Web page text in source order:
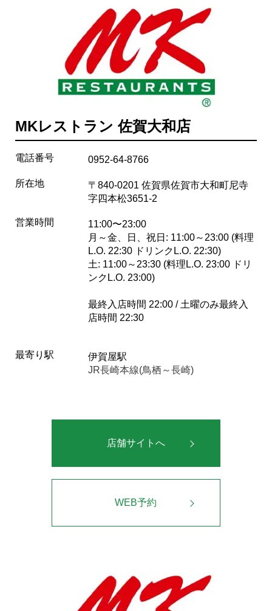
MKレストラン 佐賀大和店
電話番号 0952-64-8766
所在地
〒840-0201 佐賀県佐賀市大和町尼寺
字四本松3651-2
営業時間
11:00〜23:00
月～金、日、祝日: 11:00～23:00 (料理
L.O. 22:30 ドリンクL.O. 22:30)
土: 11:00～23:30 (料理L.O. 23:00 ドリ
ンクL.O. 23:00)
最終入店時間 22:00 / 土曜のみ最終入
店時間 22:30
最寄り駅
伊賀屋駅
JR長崎本線(鳥栖～長崎)
店舗サイトへ
WEB予約